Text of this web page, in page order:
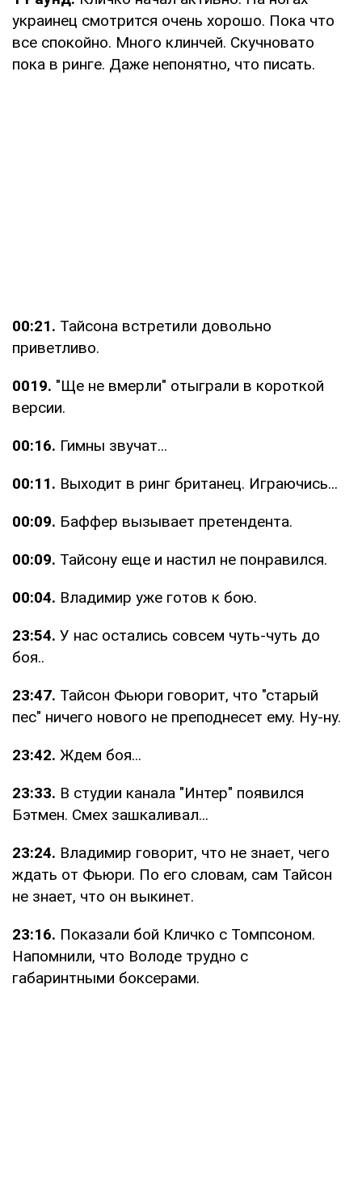
украинец смотрится очень хорошо. Пока что
все спокойно. Много клинчей. Скучновато
пока в ринге. Даже непонятно, что писать.
00:21. Тайсона встретили довольно
приветливо.
0019. "Ще не вмерли" отыграли в короткой
версии.
00:16. Гимны звучат...
00:11. Выходит в ринг британец. Играючись...
00:09. Баффер вызывает претендента.
00:09. Тайсону еще и настил не понравился.
00:04. Владимир уже готов к бою.
23:54. У нас остались совсем чуть-чуть до
боя..
23:47. Тайсон Фьюри говорит, что "старый
пес" ничего нового не преподнесет ему. Ну-ну.
23:42. Ждем боя...
23:33. В студии канала "Интер" появился
Бэтмен. Смех зашкаливал...
23:24. Владимир говорит, что не знает, чего
ждать от Фьюри. По его словам, сам Тайсон
не знает, что он выкинет.
23:16. Показали бой Кличко с Томпсоном.
Напомнили, что Володе трудно с
габаринтными боксерами.